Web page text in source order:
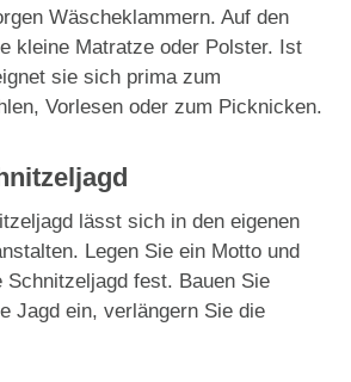
Wäscheklammern. Auf den
kleine Matratze oder Polster. Ist
sie sich prima zum
Vorlesen oder zum Picknicken.
lässt sich in den eigenen
Legen Sie ein Motto und
Schnitzeljagd fest. Bauen Sie
Jagd ein, verlängern Sie die